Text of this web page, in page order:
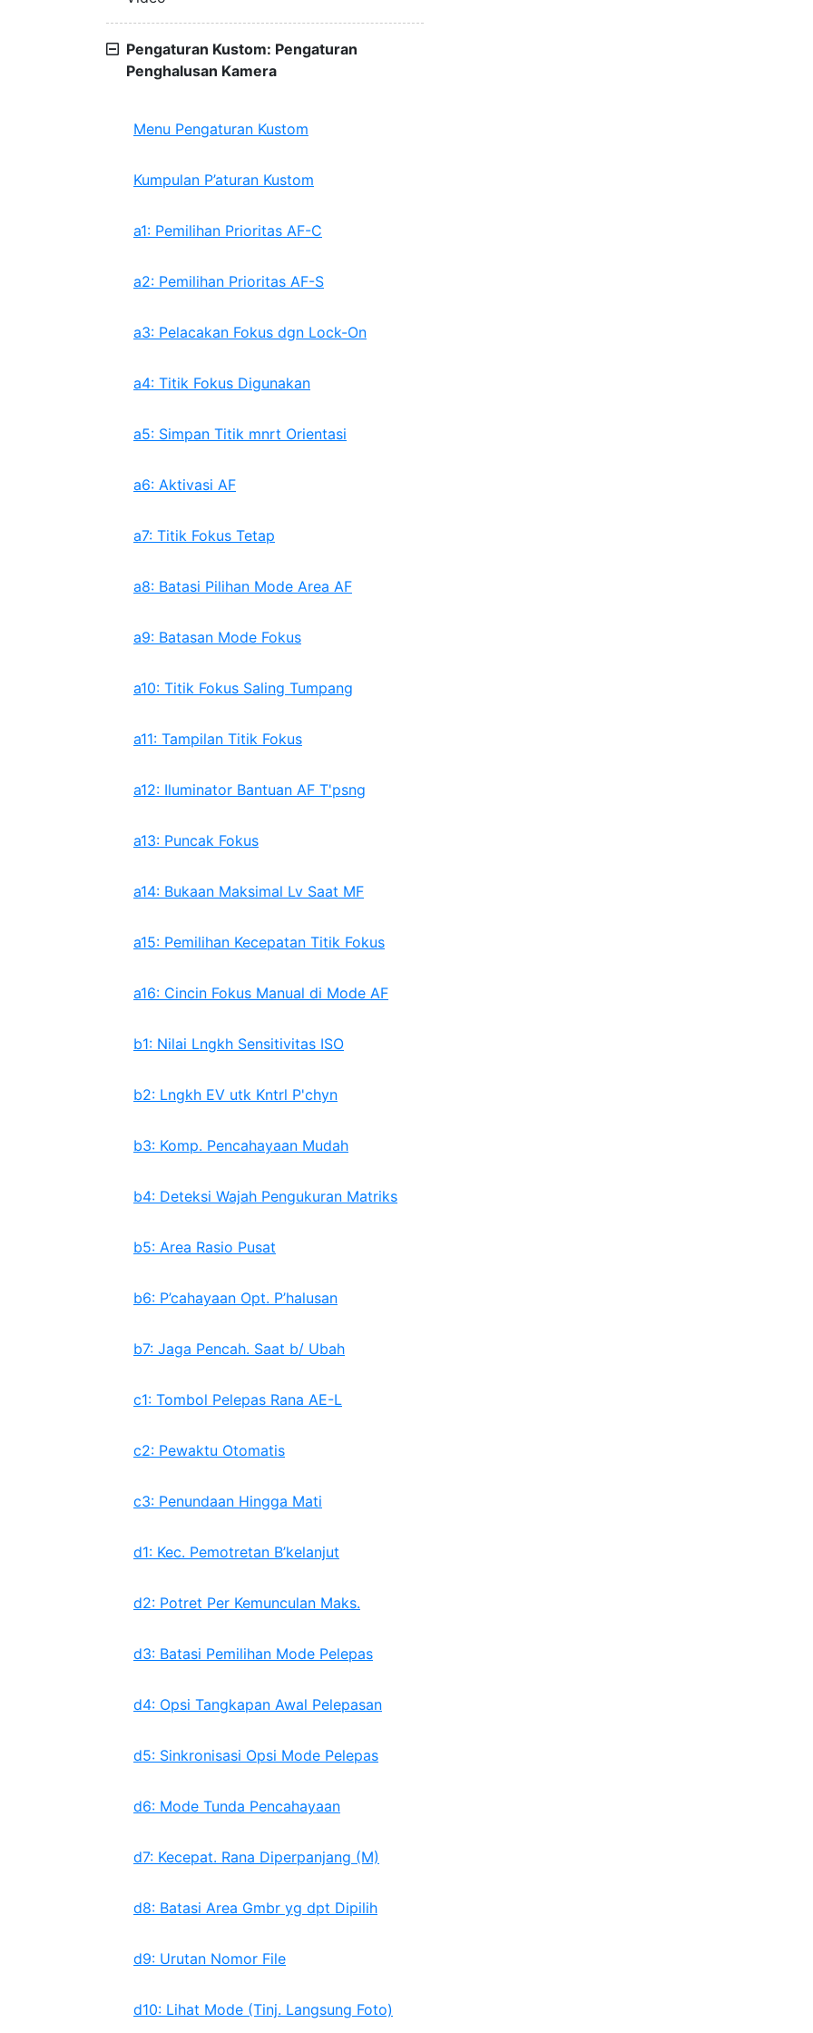
Pengaturan Kustom: Pengaturan
Penghalusan Kamera
Menu Pengaturan Kustom
Kumpulan P’aturan Kustom
a1: Pemilihan Prioritas AF-C
a2: Pemilihan Prioritas AF-S
a3: Pelacakan Fokus dgn Lock-On
a4: Titik Fokus Digunakan
a5: Simpan Titik mnrt Orientasi
a6: Aktivasi AF
a7: Titik Fokus Tetap
a8: Batasi Pilihan Mode Area AF
a9: Batasan Mode Fokus
a10: Titik Fokus Saling Tumpang
a11: Tampilan Titik Fokus
a12: Iluminator Bantuan AF T'psng
a13: Puncak Fokus
a14: Bukaan Maksimal Lv Saat MF
a15: Pemilihan Kecepatan Titik Fokus
a16: Cincin Fokus Manual di Mode AF
b1: Nilai Lngkh Sensitivitas ISO
b2: Lngkh EV utk Kntrl P'chyn
b3: Komp. Pencahayaan Mudah
b4: Deteksi Wajah Pengukuran Matriks
b5: Area Rasio Pusat
b6: P’cahayaan Opt. P’halusan
b7: Jaga Pencah. Saat b/ Ubah
c1: Tombol Pelepas Rana AE-L
c2: Pewaktu Otomatis
c3: Penundaan Hingga Mati
d1: Kec. Pemotretan B’kelanjut
d2: Potret Per Kemunculan Maks.
d3: Batasi Pemilihan Mode Pelepas
d4: Opsi Tangkapan Awal Pelepasan
d5: Sinkronisasi Opsi Mode Pelepas
d6: Mode Tunda Pencahayaan
d7: Kecepat. Rana Diperpanjang (M)
d8: Batasi Area Gmbr yg dpt Dipilih
d9: Urutan Nomor File
d10: Lihat Mode (Tinj. Langsung Foto)